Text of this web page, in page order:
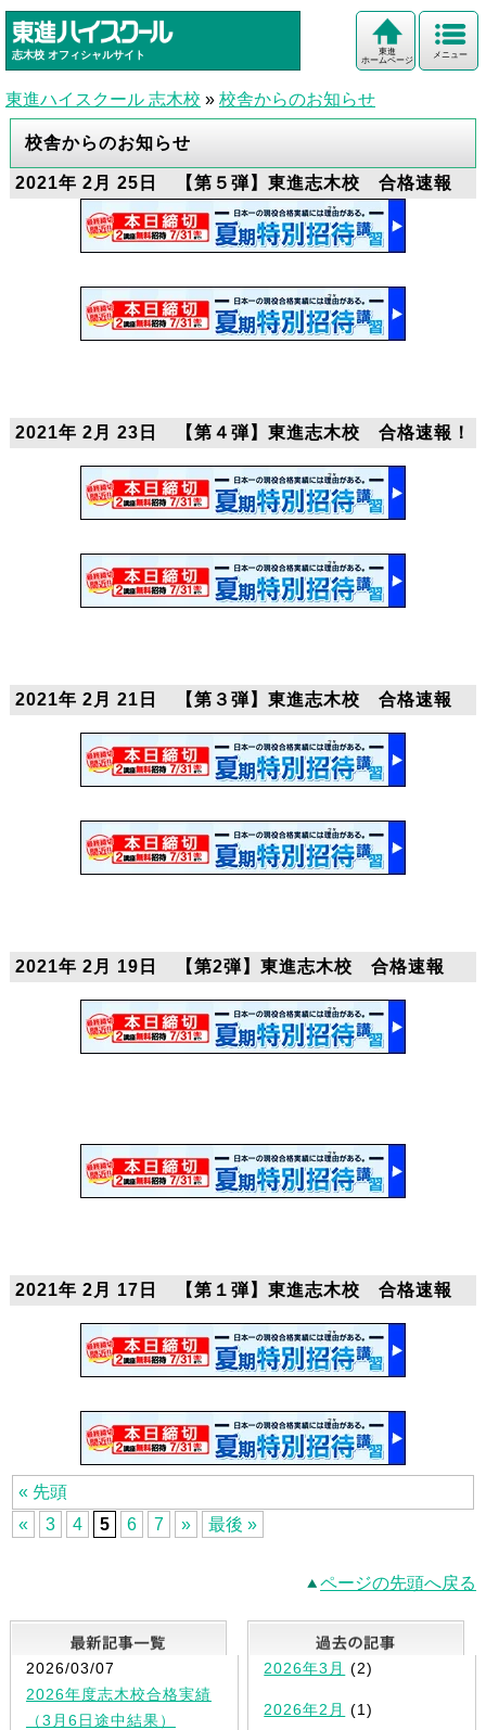
志木校 オフィシャルサイト メニュー
東進
ホームページ
東進ハイスクール 志木校 » 校舎からのお知らせ
校舎からのお知らせ
2021年 2月 25日 【第５弾】東進志木校 合格速報
2021年 2月 23日 【第４弾】東進志木校 合格速報！
2021年 2月 21日 【第３弾】東進志木校 合格速報
2021年 2月 19日 【第2弾】東進志木校 合格速報
2021年 2月 17日 【第１弾】東進志木校 合格速報
« 先頭
«
3 4 5 6 7 » 最後 »
ページの先頭へ戻る
最新記事一覧
2026/03/07
2026年度志木校合格実績
（3月6日途中結果）
2026年3月 (2)
2026年2月 (1)